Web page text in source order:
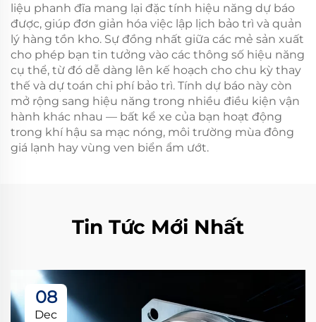
liệu phanh đĩa mang lại đặc tính hiệu năng dự báo
được, giúp đơn giản hóa việc lập lịch bảo trì và quản
lý hàng tồn kho. Sự đồng nhất giữa các mẻ sản xuất
cho phép bạn tin tưởng vào các thông số hiệu năng
cụ thể, từ đó dễ dàng lên kế hoạch cho chu kỳ thay
thế và dự toán chi phí bảo trì. Tính dự báo này còn
mở rộng sang hiệu năng trong nhiều điều kiện vận
hành khác nhau — bất kể xe của bạn hoạt động
trong khí hậu sa mạc nóng, môi trường mùa đông
giá lạnh hay vùng ven biển ẩm ướt.
Tin Tức Mới Nhất
08
Dec